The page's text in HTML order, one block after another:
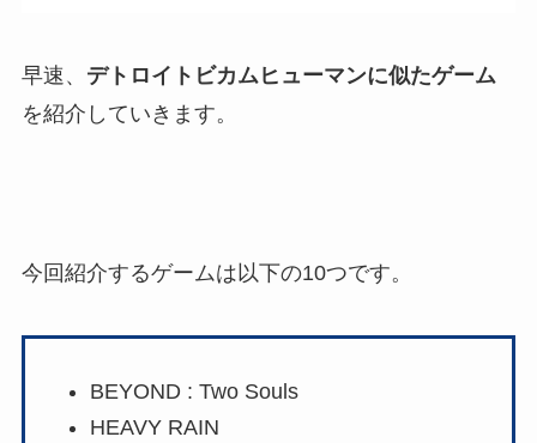
早速、 デトロイトビカムヒューマンに似たゲーム
を紹介していきます。
今回紹介するゲームは以下の10つです。
BEYOND : Two Souls
HEAVY RAIN